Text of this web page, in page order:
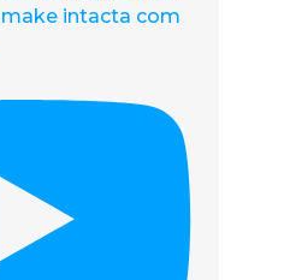
intacta com